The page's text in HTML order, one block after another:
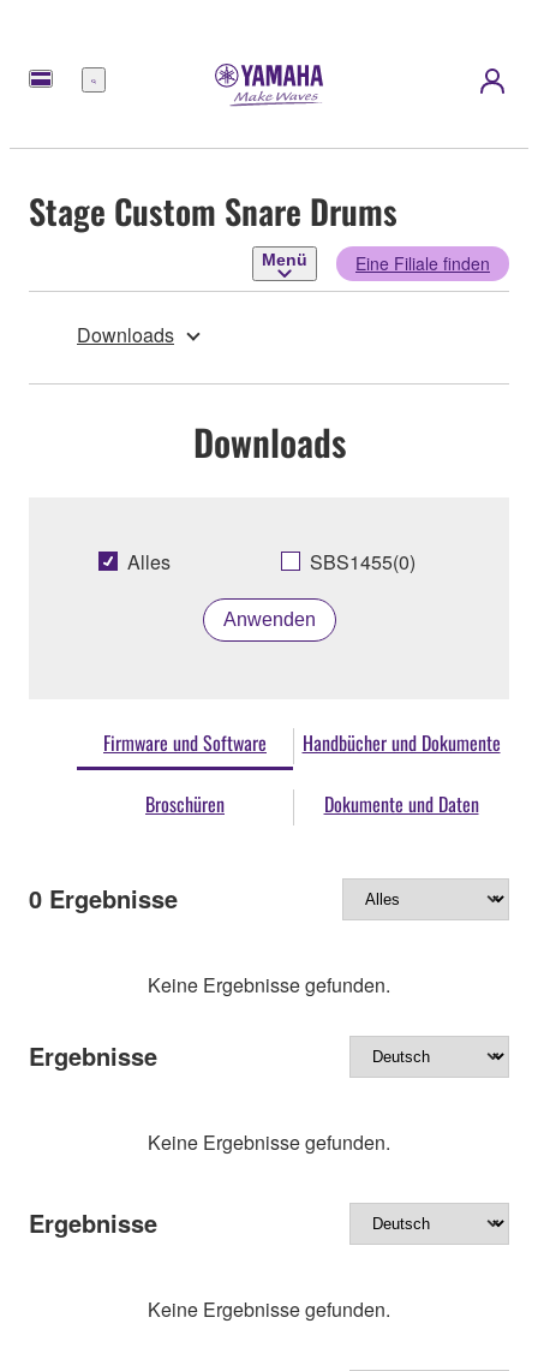
Menü
Stage Custom Snare Drums
Menü Eine Filiale finden
Downloads
Downloads
Alles SBS1455(0)
Anwenden
Firmware und Software Handbücher und Dokumente
Broschüren Dokumente und Daten
0 Ergebnisse
Keine Ergebnisse gefunden.
Ergebnisse
Keine Ergebnisse gefunden.
Ergebnisse
Keine Ergebnisse gefunden.